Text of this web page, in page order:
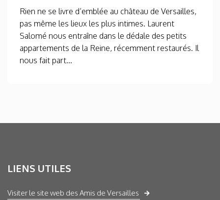
Rien ne se livre d’emblée au château de Versailles,
pas même les lieux les plus intimes. Laurent
Salomé nous entraîne dans le dédale des petits
appartements de la Reine, récemment restaurés. Il
nous fait part...
LIENS UTILES
Visiter le site web des Amis de Versailles